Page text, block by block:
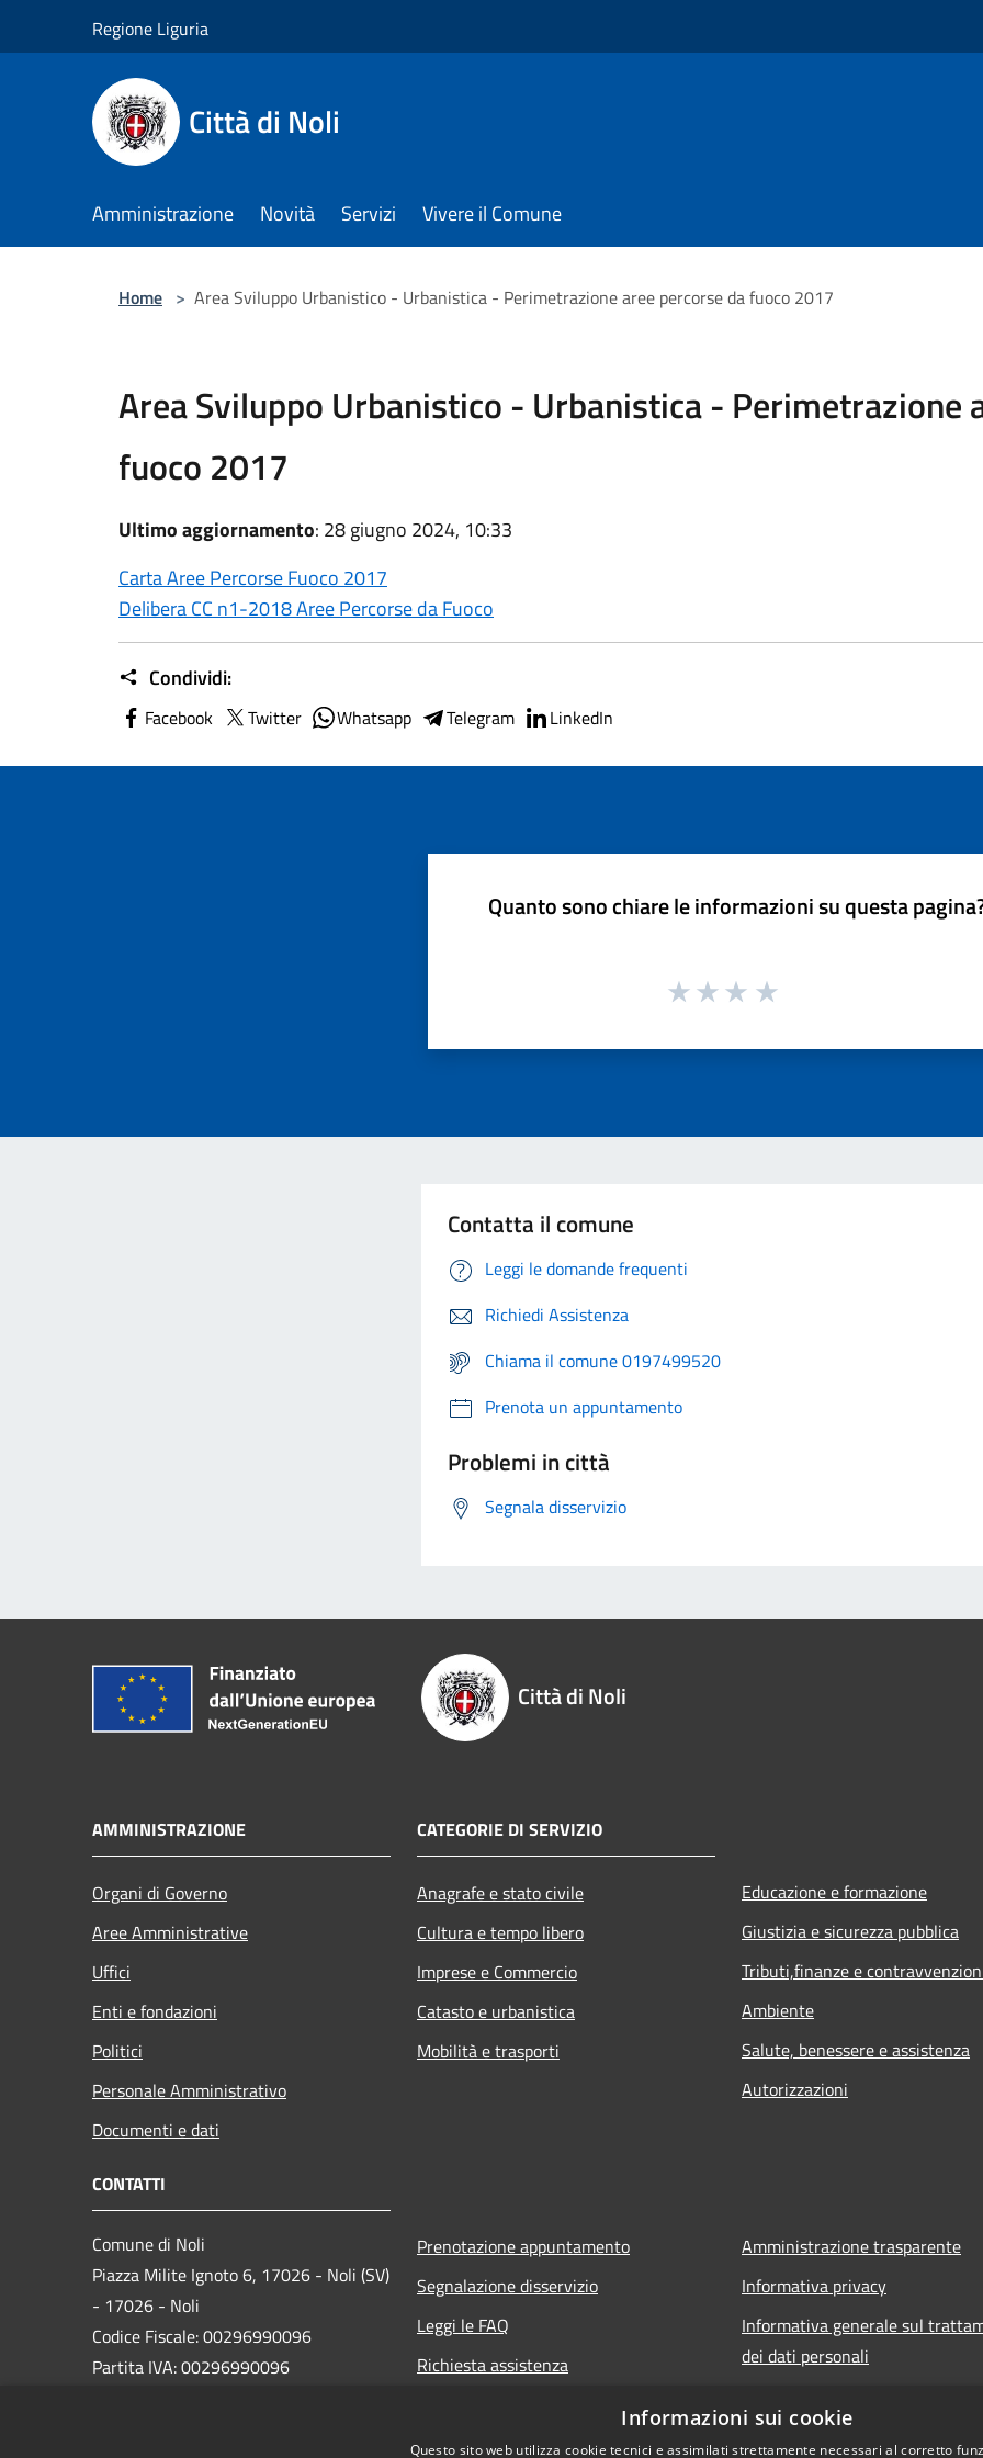
Regione Liguria
Città di Noli
Amministrazione Novità Servizi Vivere il Comune
Home > Area Sviluppo Urbanistico - Urbanistica - Perimetrazione aree percorse da fuoco 2017
Area Sviluppo Urbanistico - Urbanistica - Perimetrazione
fuoco 2017
Ultimo aggiornamento: 28 giugno 2024, 10:33
Carta Aree Percorse Fuoco 2017
Delibera CC n1-2018 Aree Percorse da Fuoco
Condividi:
Facebook Twitter Whatsapp Telegram LinkedIn
Quanto sono chiare le informazioni su questa
Contatta il comune
Leggi le domande frequenti
Richiedi Assistenza
Chiama il comune 0197499520
Prenota un appuntamento
Problemi in città
Segnala disservizio
Città di Noli
AMMINISTRAZIONE
Organi di Governo
Aree Amministrative
Uffici
Enti e fondazioni
Politici
Personale Amministrativo
Documenti e dati
CATEGORIE DI SERVIZIO
Anagrafe e stato civile
Cultura e tempo libero
Imprese e Commercio
Catasto e urbanistica
Mobilità e trasporti
Educazione e formazione
Giustizia e sicurezza pubblica
Tributi,finanze e
Ambiente
Salute, benessere e assistenza
Autorizzazioni
CONTATTI
Comune di Noli
Piazza Milite Ignoto 6, 17026 - Noli (SV)
- 17026 - Noli
Codice Fiscale: 00296990096
Partita IVA: 00296990096
Prenotazione appuntamento
Segnalazione disservizio
Leggi le FAQ
Richiesta assistenza
Amministrazione trasparente
Informativa privacy
Informativa generale sul
dei dati personali
Informazioni sui cookie
Questo sito web utilizza cookie tecnici e assimilati strettamente necessari al corretto